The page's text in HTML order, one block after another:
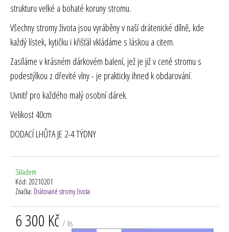
strukturu velké a bohaté koruny stromu.
Všechny stromy života jsou vyráběny v naší drátenické dílně, kde
každý lístek, kytičku i křišťál vkládáme s láskou a citem.
Zasíláme v krásném dárkovém balení, jež je již v ceně stromu s
podestýlkou z dřevité vlny - je prakticky ihned k obdarování.
Uvnitř pro každého malý osobní dárek.
Velikost 40cm
DODACÍ LHŮTA JE 2-4 TÝDNY
Skladem
Kód: 20210201
Značka: Drátované stromy života
6 300 Kč / ks